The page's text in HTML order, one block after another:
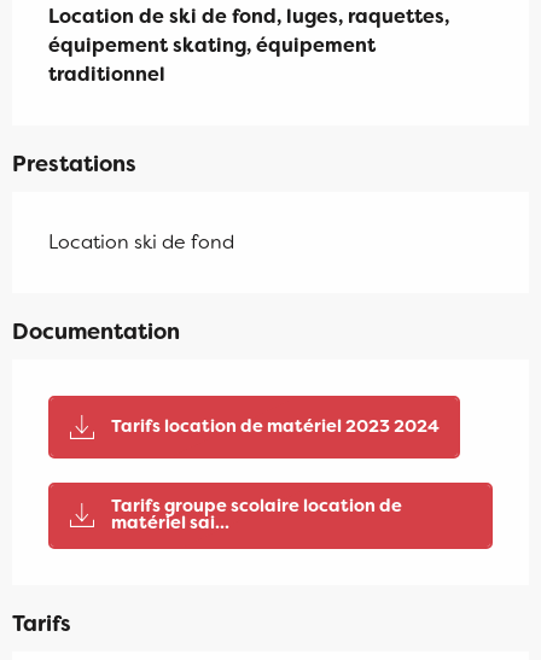
Location de ski de fond, luges, raquettes,
équipement skating, équipement
traditionnel
Prestations
Location ski de fond
Documentation
Tarifs location de matériel 2023 2024
Tarifs groupe scolaire location de
matériel sai...
Tarifs